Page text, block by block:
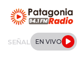
SEÑAL EN VIVO